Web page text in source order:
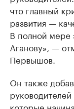
что главный
развития —
В полной мере
Аганову», —
Первышов.
Он также